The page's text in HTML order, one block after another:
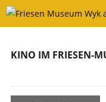
Skip
KINO IM FRIESEN-